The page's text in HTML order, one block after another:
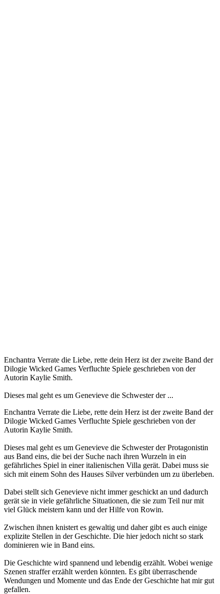
Enchantra Verrate die Liebe, rette dein Herz ist der zweite Band der
Dilogie Wicked Games Verfluchte Spiele geschrieben von der
Autorin Kaylie Smith.
Dieses mal geht es um Genevieve die Schwester der ...
Enchantra Verrate die Liebe, rette dein Herz ist der zweite Band der
Dilogie Wicked Games Verfluchte Spiele geschrieben von der
Autorin Kaylie Smith.
Dieses mal geht es um Genevieve die Schwester der Protagonistin
aus Band eins, die bei der Suche nach ihren Wurzeln in ein
gefährliches Spiel in einer italienischen Villa gerät. Dabei muss sie
sich mit einem Sohn des Hauses Silver verbünden um zu überleben.
Dabei stellt sich Genevieve nicht immer geschickt an und dadurch
gerät sie in viele gefährliche Situationen, die sie zum Teil nur mit
viel Glück meistern kann und der Hilfe von Rowin.
Zwischen ihnen knistert es gewaltig und daher gibt es auch einige
explizite Stellen in der Geschichte. Die hier jedoch nicht so stark
dominieren wie in Band eins.
Die Geschichte wird spannend und lebendig erzählt. Wobei wenige
Szenen straffer erzählt werden könnten. Es gibt überraschende
Wendungen und Momente und das Ende der Geschichte hat mir gut
gefallen.